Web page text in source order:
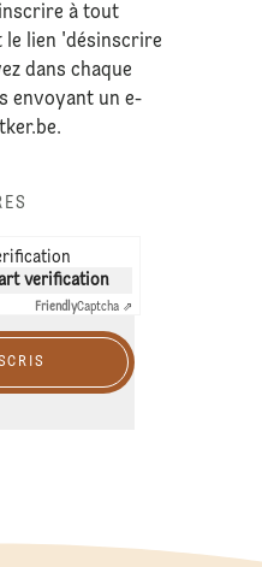
à tout
lien 'désinscrire
dans chaque
envoyant un e-
.
verification
FriendlyCaptcha ⇗